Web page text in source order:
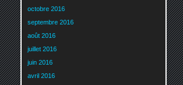
octobre 2016
septembre 2016
août 2016
juillet 2016
juin 2016
avril 2016